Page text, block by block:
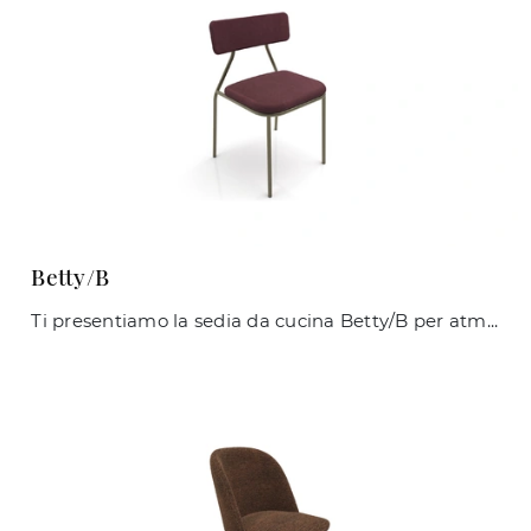
Betty/B
Ti presentiamo la sedia da cucina Betty/B per atmosfere moderne, tra le più esclusive Sedie fisse di Zamagna.